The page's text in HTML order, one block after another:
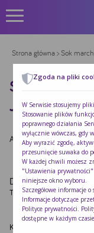
Strona główna> Sok
SOK
JABŁKOWY
Autor:Redakcja Nutricia|
Dodaj komentarz
Twój adres e-mail nie
Komentarz
Zgoda na pliki
W Serwisie stosujemy
Stosowanie plików
poprawnego działania
wyłącznie wówczas, gdy
Aby wyrazić zgodę,
przesunięcie suwaka do
W każdej chwili możesz
"Ustawienia
niniejsze okno wyboru.
Szczegółowe informacje
Informacje dotyczące
Polityce prywatności .
dostępne w każdym